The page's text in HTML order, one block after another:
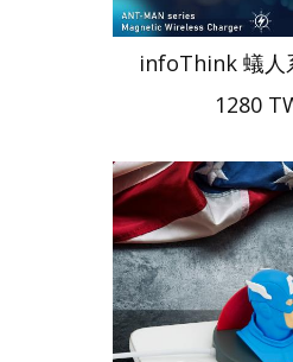
infoThink 蟻人
1280